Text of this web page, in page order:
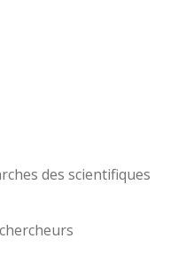
des scientifiques